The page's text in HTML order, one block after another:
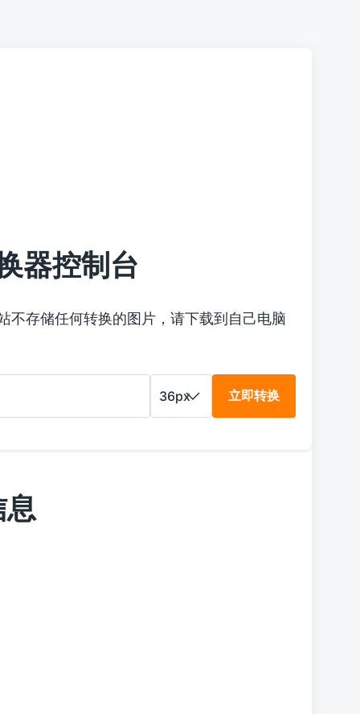
器控制台
不存储任何转换的图片，请下载到自己电脑
立即转换